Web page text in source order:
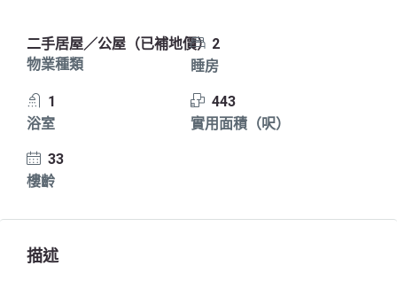
二手居屋／公屋（已補地價）
物業種類
2
睡房
1
浴室
443
實用面積（呎）
33
樓齡
描述